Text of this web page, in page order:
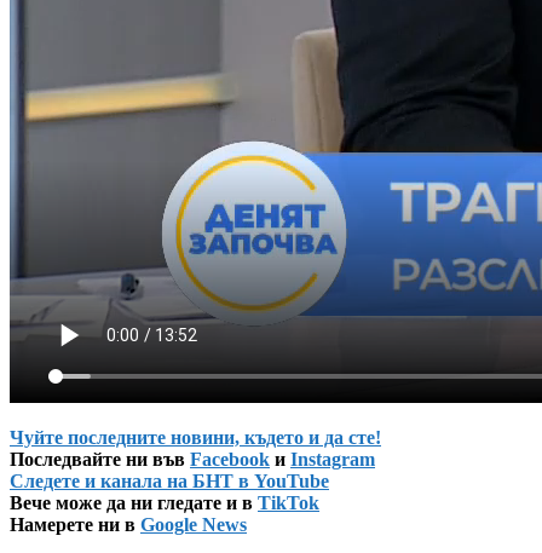
Чуйте последните новини, където и да сте!
Последвайте ни във Facebook и Instagram
Следете и канала на БНТ в YouTube
Вече може да ни гледате и в TikTok
Намерете ни в Google News